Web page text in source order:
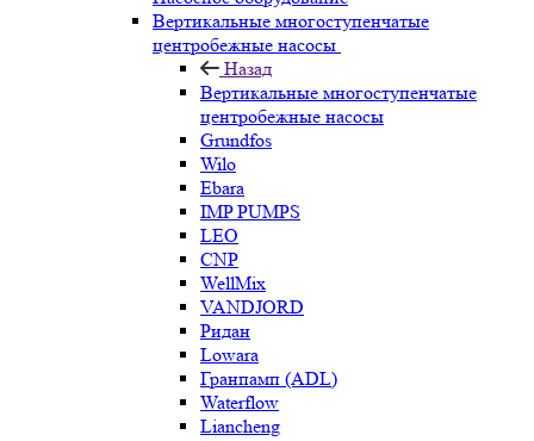
Вертикальные многоступенчатые
центробежные насосы
Назад
Вертикальные многоступенчатые
центробежные насосы
Grundfos
Wilo
Ebara
IMP PUMPS
LEO
CNP
WellMix
VANDJORD
Ридан
Lowara
Гранпамп (ADL)
Waterflow
Liancheng